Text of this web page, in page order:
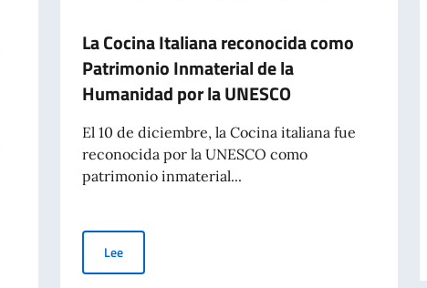
La Cocina Italiana reconocida como
Patrimonio Inmaterial de la
Humanidad por la UNESCO
El 10 de diciembre, la Cocina italiana fue
reconocida por la UNESCO como
patrimonio inmaterial...
LeeLa Cocina Italiana reconocida como Patrimonio